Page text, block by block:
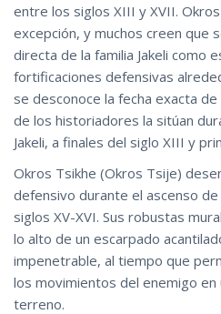
entre los siglos XIII y XVII.
excepción, y muchos creen que
directa de la familia Jakeli como
fortificaciones defensivas
se desconoce la fecha exacta
de los historiadores la sitúan
Jakeli, a finales del siglo XIII y
Okros Tsikhe (Okros Tsije)
defensivo durante el ascenso
siglos XV-XVI. Sus robustas
lo alto de un escarpado
impenetrable, al tiempo que
los movimientos del enemigo
terreno.